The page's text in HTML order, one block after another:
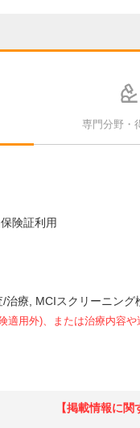
専門分野・
険証利用
/治療 MCIスクリーニング
適用外)、または治療内容
【掲載情報に関